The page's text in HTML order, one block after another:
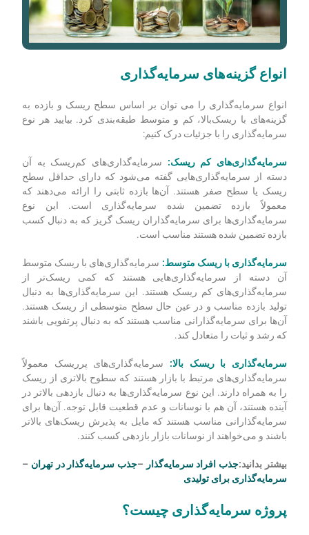
انواع گزینه‌های سرمایه‌گذاری
انواع سرمایه‌گذاری را می توان بر اساس سطح ریسک و بازده به
گزینه‌های با ریسک‌بالا، کم و متوسط طبقه‌بندی کرد. بیایید هر نوع
سرمایه‌گذاری را با جزئیات درک کنیم:
سرمایه‌گذاری‌های کم ریسک: سرمایه‌گذاری‌های کم‌ریسک به آن
دسته از سرمایه‌گذاری‌هایی گفته می‌شود که دارای حداقل سطح
ریسک یا سطح صفر هستند. آن‌ها بازده ثابتی را ارائه می‌دهند که
معمولاً بازده تضمین شده سرمایه‌گذاری است. این نوع
سرمایه‌گذاری‌ها برای سرمایه‌گذاران ریسک گریز که به دنبال کسب
بازده تضمین شده هستند مناسب است.
سرمایه‌گذاری با ریسک متوسط: سرمایه‌گذاری‌های با ریسک متوسط
آن دسته از سرمایه‌گذاری‌هایی هستند که کمی ریسک‌تر از
سرمایه‌گذاری‌های کم ریسک هستند. این سرمایه‌گذاری‌ها به دنبال
تولید بازده مناسب و در عین حال سطح متوسطی از ریسک هستند.
آن‌ها برای سرمایه‌گذارانی مناسب هستند که به دنبال پرتفویی باشند
که رشد و ثبات را متعادل کند.
سرمایه‌گذاری با ریسک بالا: سرمایه‌گذاری‌های پرریسک معمولاً
سرمایه‌گذاری‌های مرتبط با بازار هستند که سطوح بالاتری از ریسک
را به همراه دارند. این نوع سرمایه‌گذاری‌ها به دنبال بازدهی بالاتر در
آینده هستند، آن هم با نوسانات و عدم قطعیت قابل توجه. آن‌ها برای
سرمایه‌گذارانی مناسب هستند که مایل به پذیرش ریسک‌های بالاتر
باشند و می‌خواهند از نوسانات بازار بازدهی کسب کنند.
بیشتر بدانید:جذب افراد سرمایه‌گذار –جذب سرمایه‌گذار در تهران –
سرمایه‌گذاری برای تولیدی
پروژه سرمایه‌گذاری چیست؟